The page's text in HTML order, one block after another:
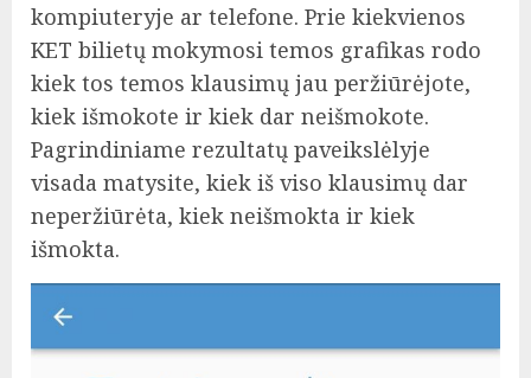
kompiuteryje ar telefone. Prie kiekvienos
KET bilietų mokymosi temos grafikas rodo
kiek tos temos klausimų jau peržiūrėjote,
kiek išmokote ir kiek dar neišmokote.
Pagrindiniame rezultatų paveikslėlyje
visada matysite, kiek iš viso klausimų dar
neperžiūrėta, kiek neišmokta ir kiek
išmokta.